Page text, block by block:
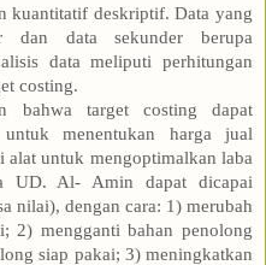
kuantitatif deskriptif. Data yang
dan data sekunder berupa
data meliputi perhitungan
costing.
bahwa target costing dapat
menentukan harga jual
untuk mengoptimalkan laba
UD. Al- Amin dapat dicapai
nilai), dengan cara: 1) merubah
2) mengganti bahan penolong
siap pakai; 3) meningkatkan